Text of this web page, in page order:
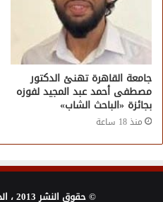
جامعة القاهرة تهنئ الدكتور
مصطفى أحمد عبد المجيد لفوزه
بجائزة «الباحث الشاب»
منذ 18 ساعة
© حقوق النشر 2013 ، الحقوق محفوظة |